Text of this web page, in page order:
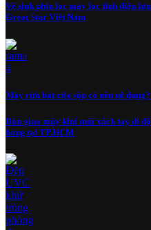
Vệ sinh phin lọc máy lọc tĩnh điện
Great Star Việt Nam
Máy rửa bát cửa sập có nên sử
Bàn giao máy khử mùi xách tay di
hàng tại TP.HCM